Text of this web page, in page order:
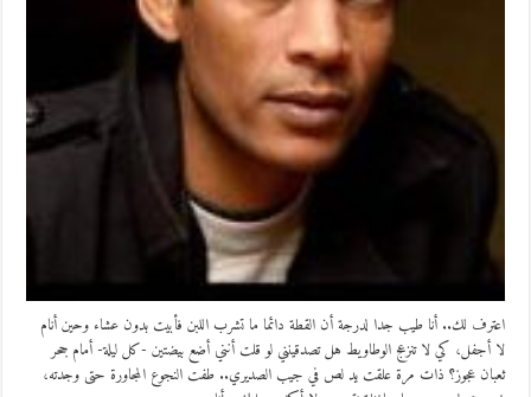
اعترف لك.. أنا طيب جدا لدرجة أن القطة دائما ما تشرب اللبن فأبيت بدون عشاء وحين أنام
لا أجفل، كي لا تنزعج الوطاويط هل تصدقينني لو قلت أنني أضع بيضتين -كل ليلة- أمام جحر
ثعبان عجوز؟ ذات مرة علقت يد لص في جيب الصديري.. طفت النجوع المجاورة حتى وجدته،